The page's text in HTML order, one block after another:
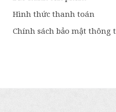
Hình thức thanh toán
Chính sách bảo mật thông